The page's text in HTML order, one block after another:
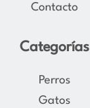
Contacto
Categorías
Perros
Gatos